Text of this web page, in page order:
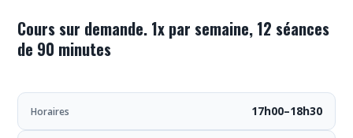
Cours sur demande. 1x par semaine, 12 séances
de 90 minutes
Horaires 17h00–18h30